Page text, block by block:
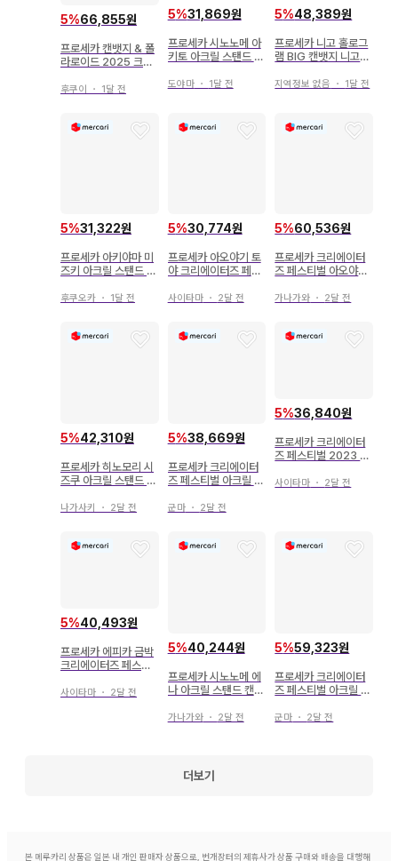
5%66,855원
프로세카 캔뱃지 & 폴
라로이드 2025 크리
후쿠이 ・ 1달 전
5%31,869원
프로세카 시노노메 아
키토 아크릴 스탠드 크
25
도야마・ 1달 전
5%48,389원
프로세카 니고 홀로그
램 BIG 캔뱃지 니고미
벌
지역정보 없음 ・ 1달 전
5%31,322원
프로세카 아키야마 미
즈키 아크릴 스탠드 크
2025
후쿠오카 ・ 1달 전
5%30,774원
프로세카 아오야기 토
야 크리에이터즈 페스
사이타마・ 2달 전
5%60,536원
프로세카 크리에이터
즈 페스티벌 아오야기
가나가와 ・ 2달 전
5%42,310원
프로세카 히노모리 시
즈쿠 아크릴 스탠드 크
나가사키 ・ 2달 전
5%38,669원
프로세카 크리에이터
즈 페스티벌 아크릴 스
군마・ 2달 전
5%36,840원
프로세카 크리에이터
즈 페스티벌 2023 아
사이타마 ・ 2달 전
5%40,493원
프로세카 에피카 금박
크리에이터즈 페스티
사이타마 ・ 2달 전
5%40,244원
프로세카 시노노메 에
나 아크릴 스탠드 캔뱃
페스티벌
가나가와・ 2달 전
5%59,323원
프로세카 크리에이터
즈 페스티벌 아크릴 스
시로 루이
군마 ・ 2달 전
더보기
본 메루카리 상품은 일본 내 개인 판매자 상품으로, 번개장터의 제휴사가 상품 구매와 배송을 대행해